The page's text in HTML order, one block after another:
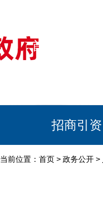
首页
招商引资
当前位置： 首页 > 政务公开 >